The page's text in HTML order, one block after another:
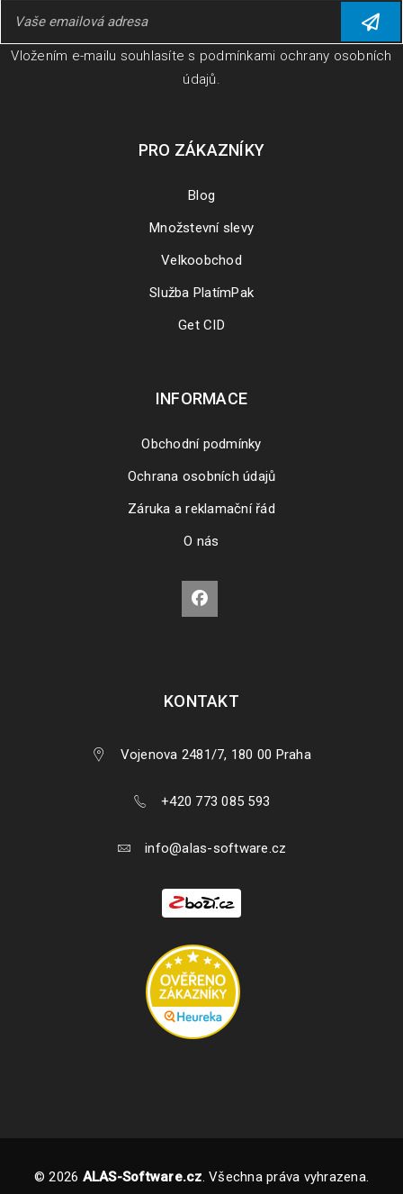
Vložením e-mailu souhlasíte s podmínkami ochrany osobních
údajů.
PRO ZÁKAZNÍKY
Blog
Množstevní slevy
Velkoobchod
Služba PlatímPak
Get CID
INFORMACE
Obchodní podmínky
Ochrana osobních údajů
Záruka a reklamační řád
O nás
KONTAKT
Vojenova 2481/7, 180 00 Praha
+420 773 085 593
info@alas-software.cz
© 2026 ALAS-Software.cz. Všechna práva vyhrazena.